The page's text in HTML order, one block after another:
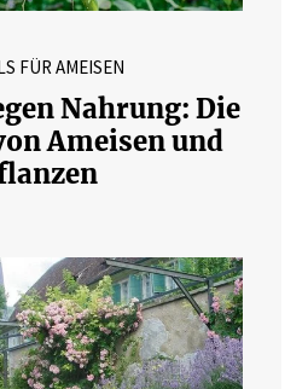
FÜR AMEISEN
Nahrung: Die
Ameisen und